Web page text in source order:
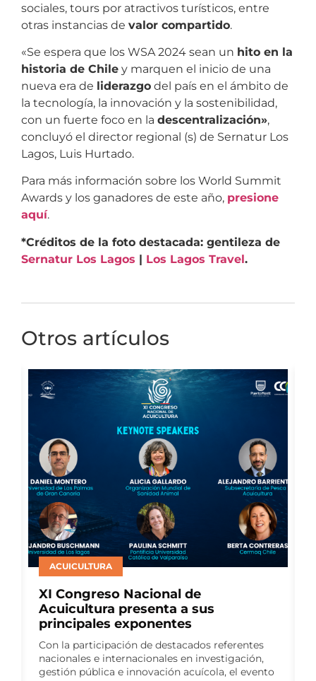
sociales, tours por atractivos turísticos, entre
otras instancias de valor compartido.
«Se espera que los WSA 2024 sean un hito en la
historia de Chile y marquen el inicio de una
nueva era de liderazgo del país en el ámbito de
la tecnología, la innovación y la sostenibilidad,
con un fuerte foco en la descentralización»,
concluyó el director regional (s) de Sernatur Los
Lagos, Luis Hurtado.
Para más información sobre los World Summit
Awards y los ganadores de este año, presione
aquí.
*Créditos de la foto destacada: gentileza de
Sernatur Los Lagos | Los Lagos Travel.
Otros artículos
SALMONICULTURA
Consejo del Salmón presenta nuevo
Reporte de Impacto Sostenible y
consolida seis años de medición
continua
El sexto Reporte de Impacto Sostenible reúne
más de 140 indicadores y da continuidad a un